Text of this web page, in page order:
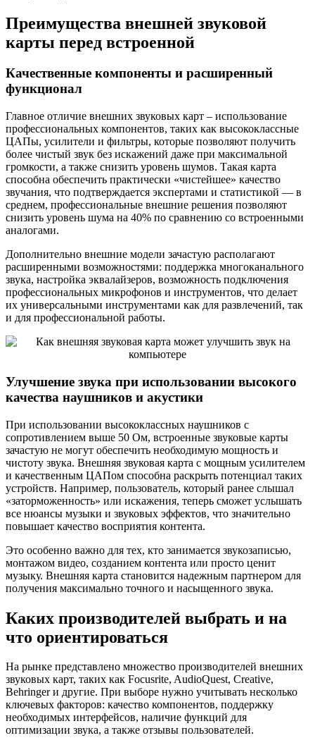
Преимущества внешней звуковой
карты перед встроенной
Качественные компоненты и расширенный
функционал
Главное отличие внешних звуковых карт – использование
профессиональных компонентов, таких как высококлассные
ЦАПы, усилители и фильтры, которые позволяют получить
более чистый звук без искажений даже при максимальной
громкости, а также снизить уровень шумов. Такая карта
способна обеспечить практически «чистейшее» качество
звучания, что подтверждается экспертами и статистикой — в
среднем, профессиональные внешние решения позволяют
снизить уровень шума на 40% по сравнению со встроенными
аналогами.
Дополнительно внешние модели зачастую располагают
расширенными возможностями: поддержка многоканального
звука, настройка эквалайзеров, возможность подключения
профессиональных микрофонов и инструментов, что делает
их универсальными инструментами как для развлечений, так
и для профессиональной работы.
Улучшение звука при использовании высокого
качества наушников и акустики
При использовании высококлассных наушников с
сопротивлением выше 50 Ом, встроенные звуковые карты
зачастую не могут обеспечить необходимую мощность и
чистоту звука. Внешняя звуковая карта с мощным усилителем
и качественным ЦАПом способна раскрыть потенциал таких
устройств. Например, пользователь, который ранее слышал
«заторможенность» или искажения, теперь сможет услышать
все нюансы музыки и звуковых эффектов, что значительно
повышает качество восприятия контента.
Это особенно важно для тех, кто занимается звукозаписью,
монтажом видео, созданием контента или просто ценит
музыку. Внешняя карта становится надежным партнером для
получения максимально точного и насыщенного звука.
Каких производителей выбрать и на
что ориентироваться
На рынке представлено множество производителей внешних
звуковых карт, таких как Focusrite, AudioQuest, Creative,
Behringer и другие. При выборе нужно учитывать несколько
ключевых факторов: качество компонентов, поддержку
необходимых интерфейсов, наличие функций для
оптимизации звука, а также отзывы пользователей.